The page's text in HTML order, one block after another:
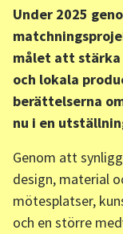
Under 2025
målet att stärka
och lokala
berättelserna
nu i en
Genom att
design, material
mötesplatser,
och en större